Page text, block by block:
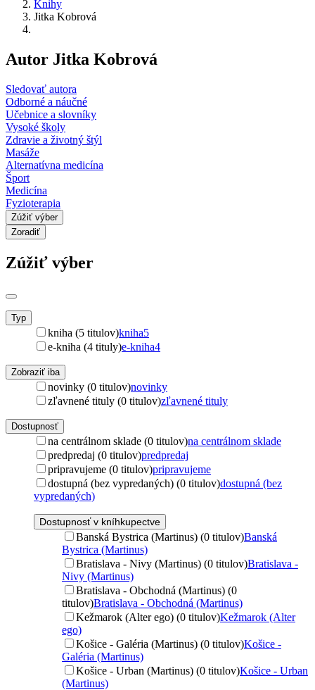
Knihy
Jitka Kobrová
Autor Jitka Kobrová
Sledovať autora
Odborné a náučné
Učebnice a slovníky
Vysoké školy
Zdravie a životný štýl
Masáže
Alternatívna medicína
Šport
Medicína
Fyzioterapia
Zúžiť výber
Zoradiť
Zúžiť výber
Typ
kniha (5 titulov)kniha5
e-kniha (4 tituly)e-kniha4
Zobraziť iba
novinky (0 titulov)novinky
zľavnené tituly (0 titulov)zľavnené tituly
Dostupnosť
na centrálnom sklade (0 titulov)na centrálnom sklade
predpredaj (0 titulov)predpredaj
pripravujeme (0 titulov)pripravujeme
dostupná (bez vypredaných) (0 titulov)dostupná (bez
vypredaných)
Dostupnosť v kníhkupectve
Banská Bystrica (Martinus) (0 titulov)Banská
Bystrica (Martinus)
Bratislava - Nivy (Martinus) (0 titulov)Bratislava -
Nivy (Martinus)
Bratislava - Obchodná (Martinus) (0
titulov)Bratislava - Obchodná (Martinus)
Kežmarok (Alter ego) (0 titulov)Kežmarok (Alter
ego)
Košice - Galéria (Martinus) (0 titulov)Košice -
Galéria (Martinus)
Košice - Urban (Martinus) (0 titulov)Košice - Urban
(Martinus)